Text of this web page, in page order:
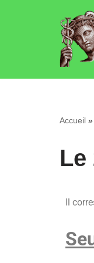
Accueil »
Le
Il